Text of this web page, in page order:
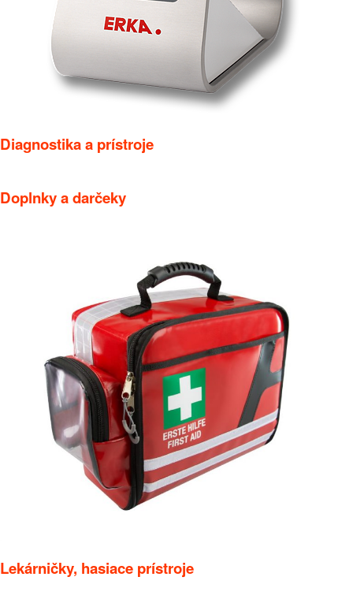
Diagnostika a prístroje
Doplnky a darčeky
Lekárničky, hasiace prístroje